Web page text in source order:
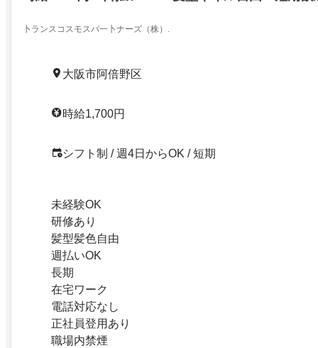
卜ランスコスモスパ一卜ナーズ（株）.
大阪市阿倍野区
時給1,700円
シフト制 / 週4日からOK / 短期
未経験OK
研修あり
髪型髪色自由
週払いOK
長期
在宅ワーク
電話対応なし
正社員登用あり
職場内禁煙